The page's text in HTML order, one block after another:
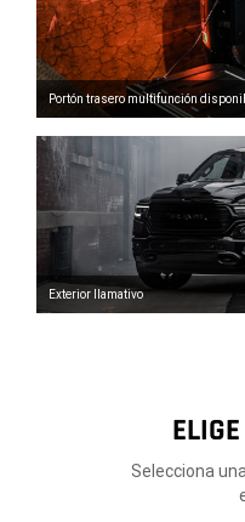
disponible
DISCOVER
MORE
Portón trasero multifunción
Exterior
llamativo
DISCOVER
MORE
Exterior llamativo
Selecciona